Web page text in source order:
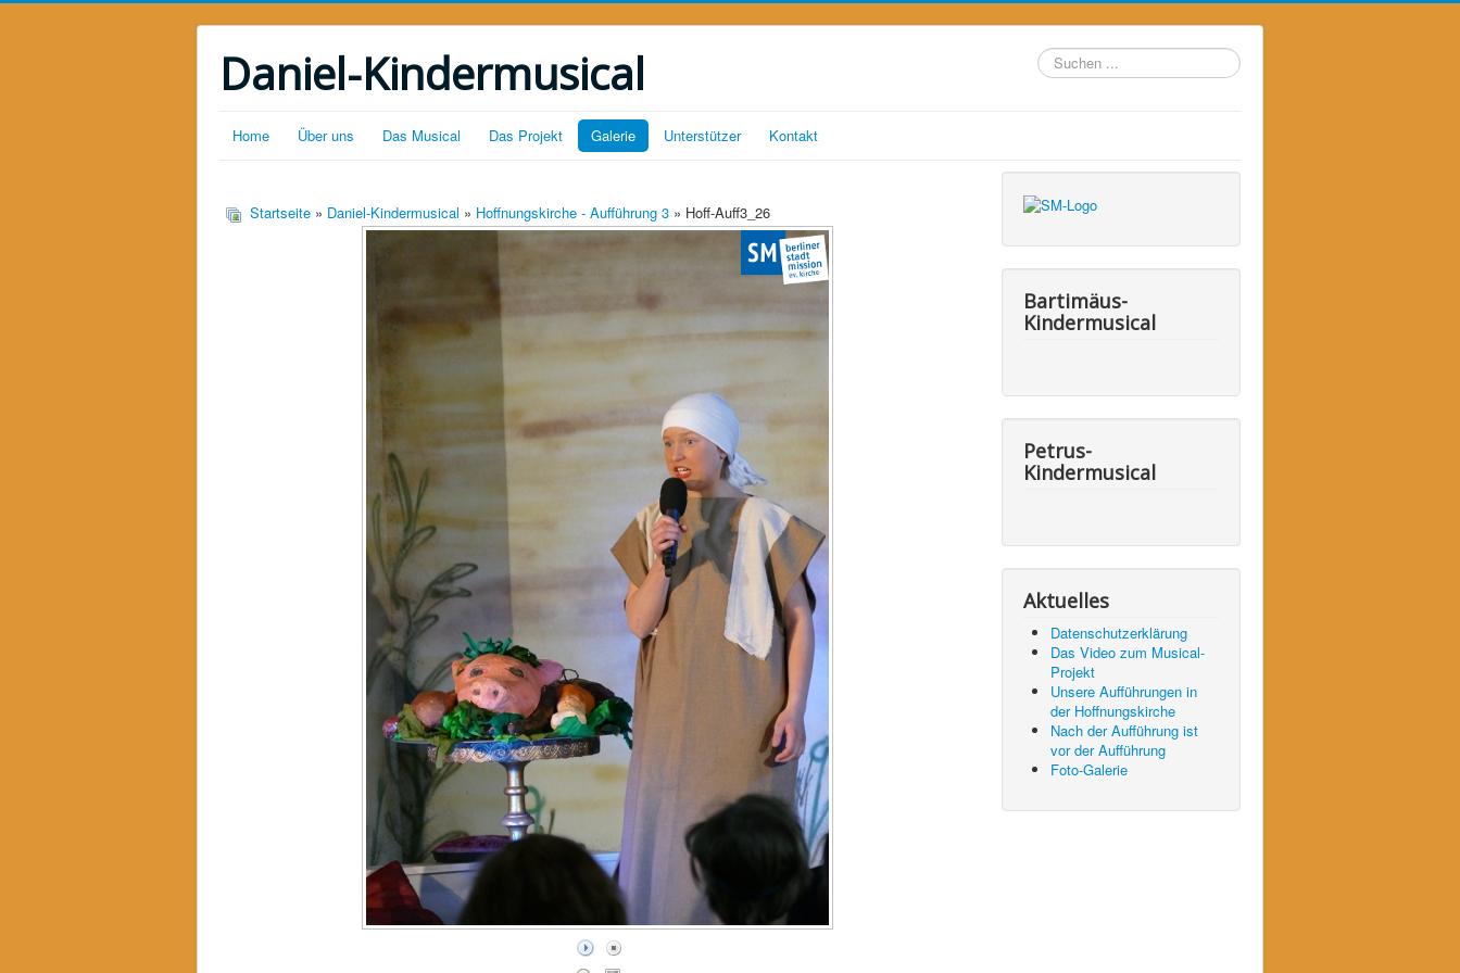
Daniel-Kindermusical
Suchen
...
Home Über uns Das Musical Das Projekt Galerie Unterstützer Kontakt
Startseite » Daniel-Kindermusical » Hoffnungskirche - Aufführung 3 » Hoff-Auff3_26
Bartimäus-
Kindermusical
Petrus-
Kindermusical
Aktuelles
Datenschutzerklärung
Das Video zum Musical-
Projekt
Unsere Aufführungen in
der Hoffnungskirche
Nach der Aufführung ist
vor der Aufführung
Foto-Galerie